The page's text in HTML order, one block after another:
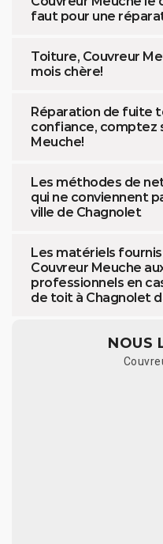
faut pour une
Toiture, Couvreur
mois chère!
Réparation de fuite
confiance, comptez
Meuche!
Les méthodes de
qui ne conviennent
ville de Chagnolet
Les matériels
Couvreur Meuche
professionnels en
de toit à Chagnolet
NOUS